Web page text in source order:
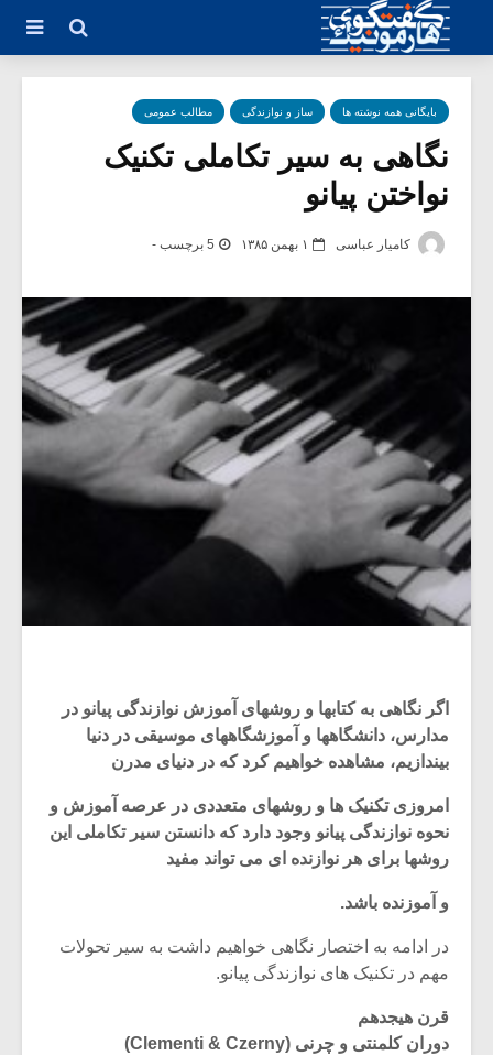
بایگانی همه نوشته ها ساز و نوازندگی مطالب عمومی
نگاهی به سیر تکاملی تکنیک
نواختن پیانو
کامیار عباسی ۱ بهمن ۱۳۸۵ 5 برچسب -
اگر نگاهی به کتابها و روشهای آموزش نوازندگی پیانو در
مدارس، دانشگاهها و آموزشگاههای موسیقی در دنیا
بیندازیم، مشاهده خواهیم کرد که در دنیای مدرن
امروزی تکنیک ها و روشهای متعددی در عرصه آموزش و
نحوه نوازندگی پیانو وجود دارد که دانستن سیر تکاملی این
روشها برای هر نوازنده ای می تواند مفید
و آموزنده باشد.
در ادامه به اختصار نگاهی خواهیم داشت به سیر تحولات
مهم در تکنیک های نوازندگی پیانو.
قرن هیجدهم
دوران کلمنتی و چرنی (Clementi & Czerny)